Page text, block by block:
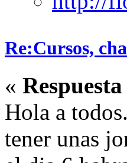
Re:Cursos,
«
Hola a
tener unas